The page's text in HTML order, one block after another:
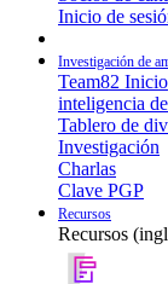
Inicio de
Investigación de
Team82 Inicio
inteligencia
Tablero de
Investigación
Charlas
Clave PGP
Recursos
Recursos